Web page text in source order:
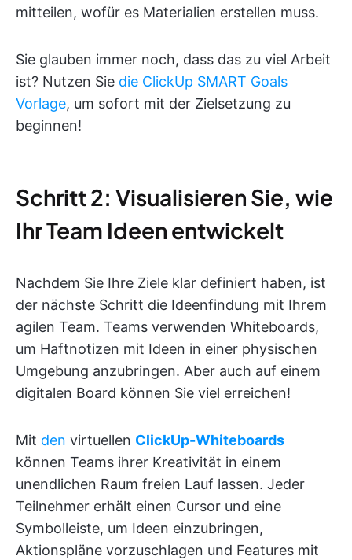
mitteilen, wofür es Materialien erstellen muss.
Sie glauben immer noch, dass das zu viel Arbeit
ist? Nutzen Sie die ClickUp SMART Goals
Vorlage, um sofort mit der Zielsetzung zu
beginnen!
Schritt 2: Visualisieren Sie, wie
Ihr Team Ideen entwickelt
Nachdem Sie Ihre Ziele klar definiert haben, ist
der nächste Schritt die Ideenfindung mit Ihrem
agilen Team. Teams verwenden Whiteboards,
um Haftnotizen mit Ideen in einer physischen
Umgebung anzubringen. Aber auch auf einem
digitalen Board können Sie viel erreichen!
Mit den virtuellen ClickUp-Whiteboards
können Teams ihrer Kreativität in einem
unendlichen Raum freien Lauf lassen. Jeder
Teilnehmer erhält einen Cursor und eine
Symbolleiste, um Ideen einzubringen,
Aktionspläne vorzuschlagen und Features mit